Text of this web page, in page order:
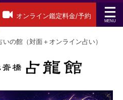
オンライン鑑定料金/予約
の館（対面＋オンライン占い）